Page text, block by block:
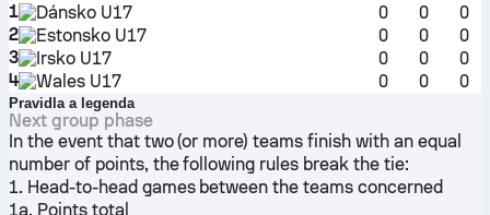
1 Dánsko U17 0 0
0
2
Estonsko U17 0 0
0
3
Irsko U17 0 0
0
4
Wales U17 0 0 0
Pravidla a legenda
Next group phase
In the event that two (or more) teams finish with an equal
number of points, the following rules break the tie:
1. Head-to-head games between the teams concerned
1a. Points total